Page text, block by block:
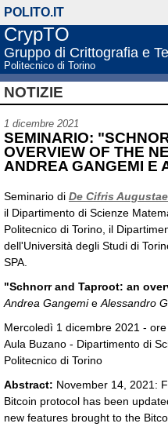
POLITO.IT
CrypTO
Gruppo di Crittografia e
Politecnico di Torino
NOTIZIE
1 dicembre 2021
SEMINARIO:
OVERVIEW OF THE
ANDREA GANGEMI E
Seminario di De Cifris
il Dipartimento di Scienze
Politecnico di Torino, il
dell'Università degli Studi di
SPA.
"Schnorr and Taproot: an
Andrea GangemieAlessandro
Mercoledì 1 dicembre 2021 -
Aula Buzano - Dipartimento di
Politecnico di Torino
Abstract: November 14, 2021:
Bitcoin protocol has been
new features brought to the